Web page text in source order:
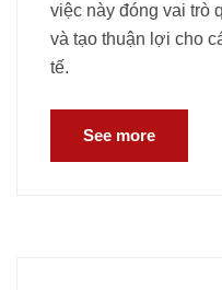
việc này đóng vai trò
và tạo thuận lợi cho
tế.
See more